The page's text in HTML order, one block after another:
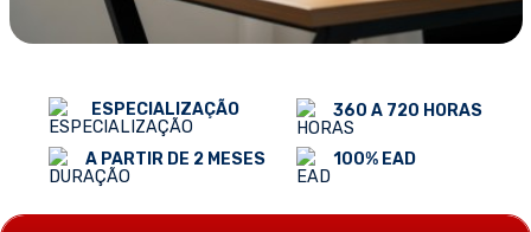
ESPECIALIZAÇÃO
A PARTIR DE 2 MESES
360 A 720 HORAS
100% EAD